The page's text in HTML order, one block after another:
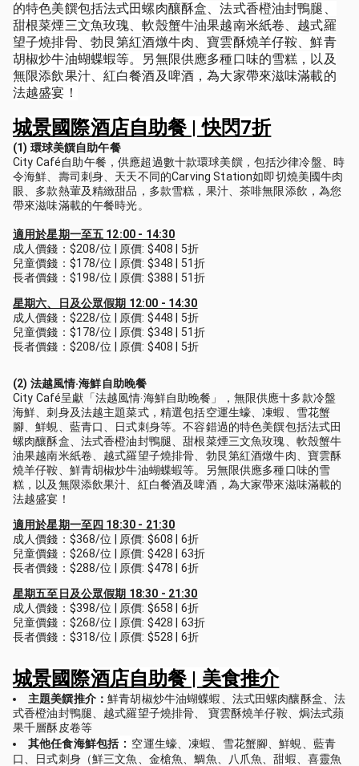
的特色美饌包括法式田螺肉釀酥盒、法式香橙油封鴨腿、
甜根菜煙三文魚玫瑰、軟殼蟹牛油果越南米紙卷、越式羅
望子燒排骨、勃艮第紅酒燉牛肉、寶雲酥燒羊仔鞍、鮮青
胡椒炒牛油蝴蝶蝦等。另無限供應多種口味的雪糕，以及
無限添飲果汁、紅白餐酒及啤酒，為大家帶來滋味滿載的
法越盛宴！
城景國際酒店自助餐 | 快閃7折
(1) 環球美饌自助午餐
City Café自助午餐，供應超過數十款環球美饌，包括沙律冷盤、時
令海鮮、壽司刺身、天天不同的Carving Station如即切燒美國牛肉
眼、多款熱葷及精緻甜品，多款雪糕，果汁、茶啡無限添飲，為您
帶來滋味滿載的午餐時光。
適用於星期一至五 12:00 - 14:30
成人價錢：$208/位 | 原價: $408 | 5折
兒童價錢：$178/位 | 原價: $348 | 51折
長者價錢：$198/位 | 原價: $388 | 51折
星期六、日及公眾假期 12:00 - 14:30
成人價錢：$228/位 | 原價: $448 | 5折
兒童價錢：$178/位 | 原價: $348 | 51折
長者價錢：$208/位 | 原價: $408 | 5折
(2) 法越風情‧海鮮自助晚餐
City Café呈獻「法越風情‧海鮮自助晚餐」，無限供應十多款冷盤
海鮮、刺身及法越主題菜式，精選包括空運生蠔、凍蝦、雪花蟹
腳、鮮蜆、藍青口、日式刺身等。不容錯過的特色美饌包括法式田
螺肉釀酥盒、法式香橙油封鴨腿、甜根菜煙三文魚玫瑰、軟殼蟹牛
油果越南米紙卷、越式羅望子燒排骨、勃艮第紅酒燉牛肉、寶雲酥
燒羊仔鞍、鮮青胡椒炒牛油蝴蝶蝦等。另無限供應多種口味的雪
糕，以及無限添飲果汁、紅白餐酒及啤酒，為大家帶來滋味滿載的
法越盛宴！
適用於星期一至四 18:30 - 21:30
成人價錢：$368/位 | 原價: $608 | 6折
兒童價錢：$268/位 | 原價: $428 | 63折
長者價錢：$288/位 | 原價: $478 | 6折
星期五至日及公眾假期 18:30 - 21:30
成人價錢：$398/位 | 原價: $658 | 6折
兒童價錢：$268/位 | 原價: $428 | 63折
長者價錢：$318/位 | 原價: $528 | 6折
城景國際酒店自助餐 | 美食推介
主題美饌推介：鮮青胡椒炒牛油蝴蝶蝦、法式田螺肉釀酥盒、法
式香橙油封鴨腿、越式羅望子燒排骨、 寶雲酥燒羊仔鞍、焗法式蘋
果千層酥皮卷等
其他任食海鮮包括 ： 空運生蠔、凍蝦、雪花蟹腳、鮮蜆、藍青
口、日式刺身（鮮三文魚、金槍魚、鯛魚、八爪魚、甜蝦、喜靈魚